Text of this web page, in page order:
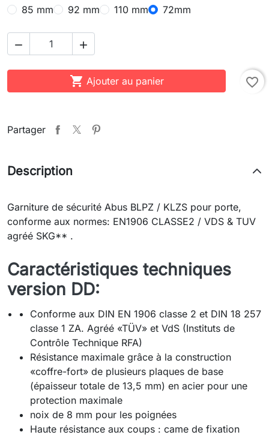
85 mm
92 mm 110 mm 72mm
 
 Ajouter au panier favorite_border
Partager
Description
Garniture de sécurité Abus BLPZ / KLZS pour porte,
conforme aux normes: EN1906 CLASSE2 / VDS & TUV
agréé SKG** .
Caractéristiques techniques
version DD:
Conforme aux DIN EN 1906 classe 2 et DIN 18 257
classe 1 ZA. Agréé «TÜV» et VdS (Instituts de
Contrôle Technique RFA)
Résistance maximale grâce à la construction
«coffre-fort» de plusieurs plaques de base
(épaisseur totale de 13,5 mm) en acier pour une
protection maximale
noix de 8 mm pour les poignées
Haute résistance aux coups : came de fixation